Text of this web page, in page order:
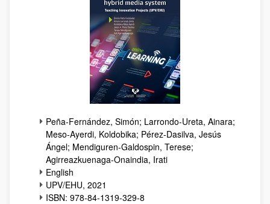
Peña-Fernández, Simón; Larrondo-Ureta, Ainara;
Meso-Ayerdi, Koldobika; Pérez-Dasilva, Jesús
Ángel; Mendiguren-Galdospin, Terese;
Agirreazkuenaga-Onaindia, Irati
English
UPV/EHU, 2021
ISBN: 978-84-1319-329-8